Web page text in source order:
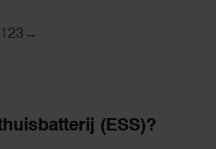
1 23 →
(ESS)?